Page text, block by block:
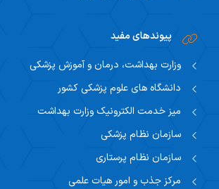
پیوندهای مفید
وزارت بهداشت، درمان و آموزش پزشکی
دانشگاه های علوم پزشکی کشور
میز خدمت الکترونیک وزارت بهداشت
سازمان نظام پزشکی
سازمان نظام پرستاری
مرکز جذب و امور هیات علمی